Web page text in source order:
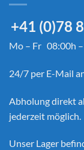
+41 (0)78
Mo – Fr 08:00h
24/7 per E-Mail
Abholung direkt
jederzeit möglich.
Unser Lager